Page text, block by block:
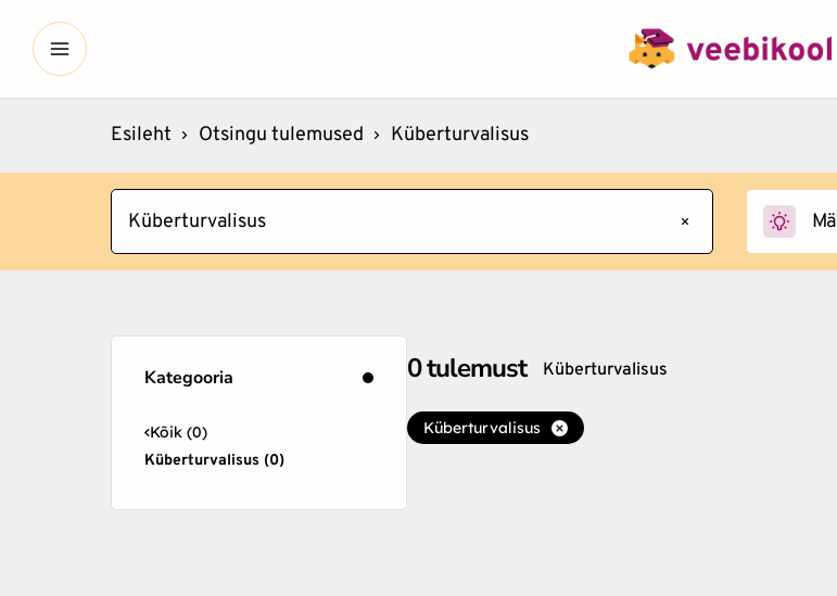
Esileht Otsingu tulemused Küberturvalisus
Küberturvalisus
Kategooria
Kõik (0)
Küberturvalisus (0)
0tulemust Küberturvalisus
Küberturvalisus